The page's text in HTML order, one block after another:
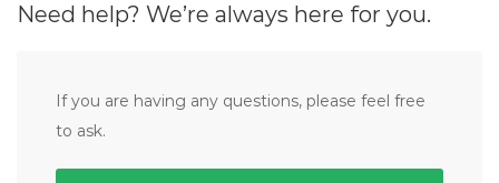
Need help? We’re always here for you.
If you are having any questions, please feel free
to ask.